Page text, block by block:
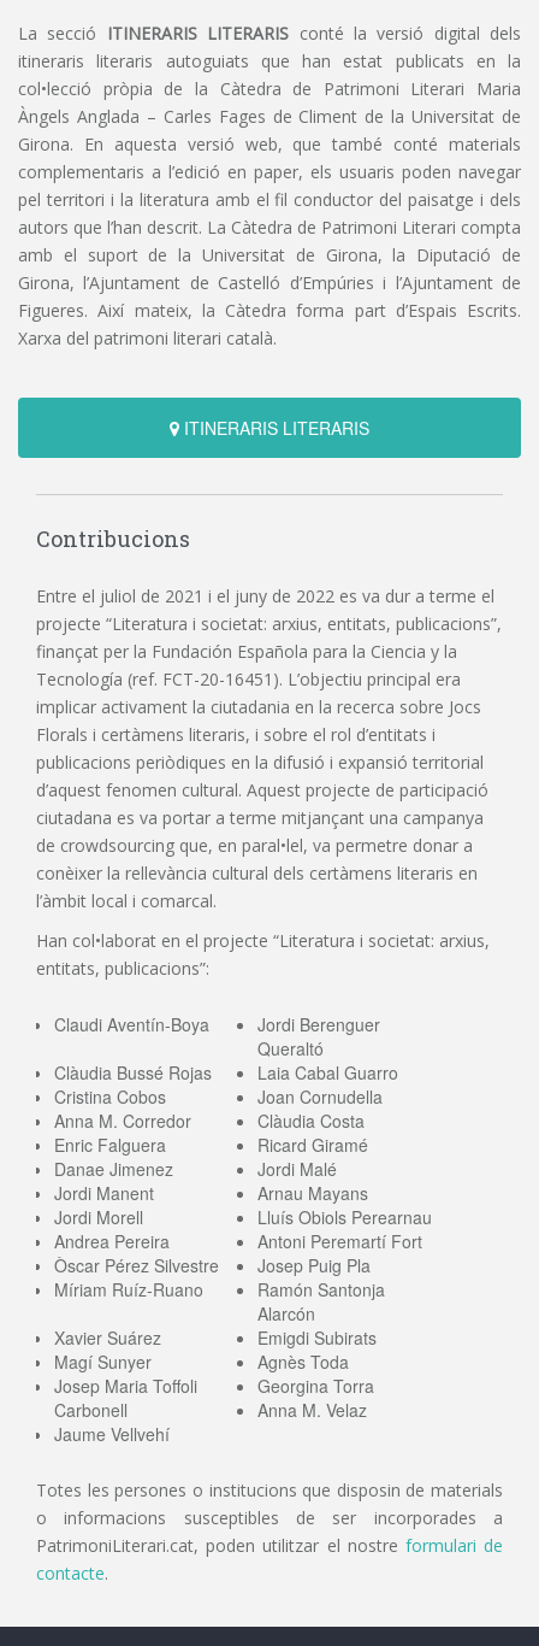
La secció ITINERARIS LITERARIS conté la versió digital dels
itineraris literaris autoguiats que han estat publicats en la
col•lecció pròpia de la Càtedra de Patrimoni Literari Maria
Àngels Anglada – Carles Fages de Climent de la Universitat de
Girona. En aquesta versió web, que també conté materials
complementaris a l’edició en paper, els usuaris poden navegar
pel territori i la literatura amb el fil conductor del paisatge i dels
autors que l’han descrit. La Càtedra de Patrimoni Literari compta
amb el suport de la Universitat de Girona, la Diputació de
Girona, l’Ajuntament de Castelló d’Empúries i l’Ajuntament de
Figueres. Així mateix, la Càtedra forma part d’Espais Escrits.
Xarxa del patrimoni literari català.
ITINERARIS LITERARIS
Contribucions
Entre el juliol de 2021 i el juny de 2022 es va dur a terme el
projecte “Literatura i societat: arxius, entitats, publicacions”,
finançat per la Fundación Española para la Ciencia y la
Tecnología (ref. FCT-20-16451). L’objectiu principal era
implicar activament la ciutadania en la recerca sobre Jocs
Florals i certàmens literaris, i sobre el rol d’entitats i
publicacions periòdiques en la difusió i expansió territorial
d’aquest fenomen cultural. Aquest projecte de participació
ciutadana es va portar a terme mitjançant una campanya
de crowdsourcing que, en paral•lel, va permetre donar a
conèixer la rellevància cultural dels certàmens literaris en
l’àmbit local i comarcal.
Han col•laborat en el projecte “Literatura i societat: arxius,
entitats, publicacions”:
Claudi Aventín-Boya
Jordi Berenguer
Queraltó
Clàudia Bussé Rojas
Laia Cabal Guarro
Cristina Cobos
Joan Cornudella
Anna M. Corredor
Clàudia Costa
Enric Falguera
Ricard Giramé
Danae Jimenez
Jordi Malé
Jordi Manent
Arnau Mayans
Jordi Morell
Lluís Obiols Perearnau
Andrea Pereira
Antoni Peremartí Fort
Òscar Pérez Silvestre
Josep Puig Pla
Míriam Ruíz-Ruano
Ramón Santonja
Alarcón
Xavier Suárez
Emigdi Subirats
Magí Sunyer
Agnès Toda
Josep Maria Toffoli
Carbonell
Georgina Torra
Anna M. Velaz
Jaume Vellvehí
Totes les persones o institucions que disposin de materials
o informacions susceptibles de ser incorporades a
PatrimoniLiterari.cat, poden utilitzar el nostre formulari de
contacte.